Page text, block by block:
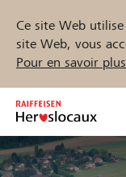
Ce site Web
site Web, vous
Pour en savoir plus
Inhalt
springen